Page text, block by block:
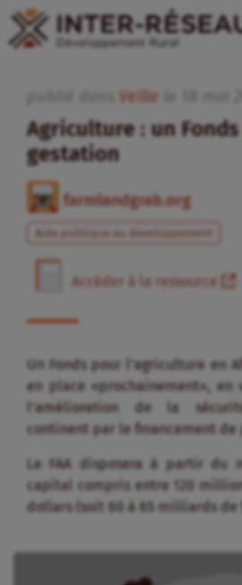
Veille
Agriculture : un
gestation
farmlandgrab.org
Aide publique au développement
Accéder à la ressource
Un Fonds pour l’agriculture en
en place «prochainement», en
l’amélioration de la
continent par le financement de
Le FAA disposera à partir du
capital compris entre 120
dollars (soit 60 à 65 milliards de